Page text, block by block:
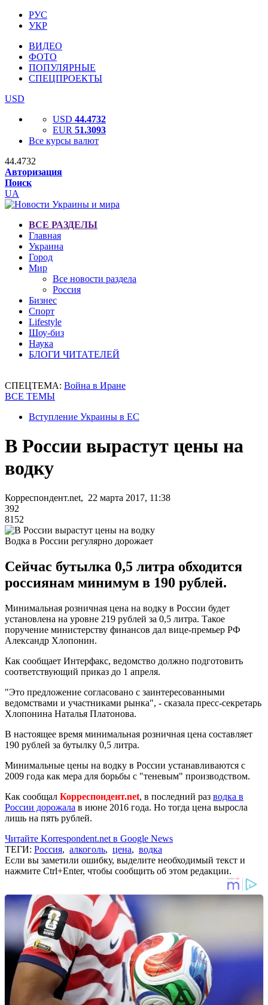
РУС
УКР
ВИДЕО
ФОТО
ПОПУЛЯРНЫЕ
СПЕЦПРОЕКТЫ
USD
USD 44.4732
EUR 51.3093
Все курсы валют
44.4732
Авторизация
Поиск
UA
ВСЕ РАЗДЕЛЫ
Главная
Украина
Город
Мир
Все новости раздела
Россия
Бизнес
Спорт
Lifestyle
Шоу-биз
Наука
БЛОГИ ЧИТАТЕЛЕЙ
СПЕЦТЕМА: Война в Иране
ВСЕ ТЕМЫ
Вступление Украины в ЕС
В России вырастут цены на
водку
Корреспондент.net, 22 марта 2017, 11:38
392
8152
Водка в России регулярно дорожает
Сейчас бутылка 0,5 литра обходится
россиянам минимум в 190 рублей.
Минимальная розничная цена на водку в России будет
установлена на уровне 219 рублей за 0,5 литра. Такое
поручение министерству финансов дал вице-премьер РФ
Александр Хлопонин.
Как сообщает Интерфакс, ведомство должно подготовить
соответствующий приказ до 1 апреля.
"Это предложение согласовано с заинтересованными
ведомствами и участниками рынка", - сказала пресс-секретарь
Хлопонина Наталья Платонова.
В настоящее время минимальная розничная цена составляет
190 рублей за бутылку 0,5 литра.
Минимальные цены на водку в России устанавливаются с
2009 года как мера для борьбы с "теневым" производством.
Как сообщал Корреспондент.net, в последний раз водка в
России дорожала в июне 2016 года. Но тогда цена выросла
лишь на пять рублей.
Читайте Korrespondent.net в Google News
ТЕГИ: Россия, алкоголь, цена, водка
Если вы заметили ошибку, выделите необходимый текст и
нажмите Ctrl+Enter, чтобы сообщить об этом редакции.